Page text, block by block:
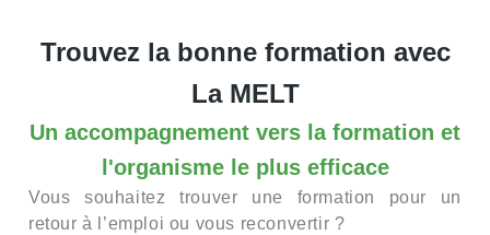
Trouvez la bonne formation avec
La MELT
Un accompagnement vers la formation et
l'organisme le plus efficace
Vous souhaitez trouver une formation pour un
retour à l’emploi ou vous reconvertir ?